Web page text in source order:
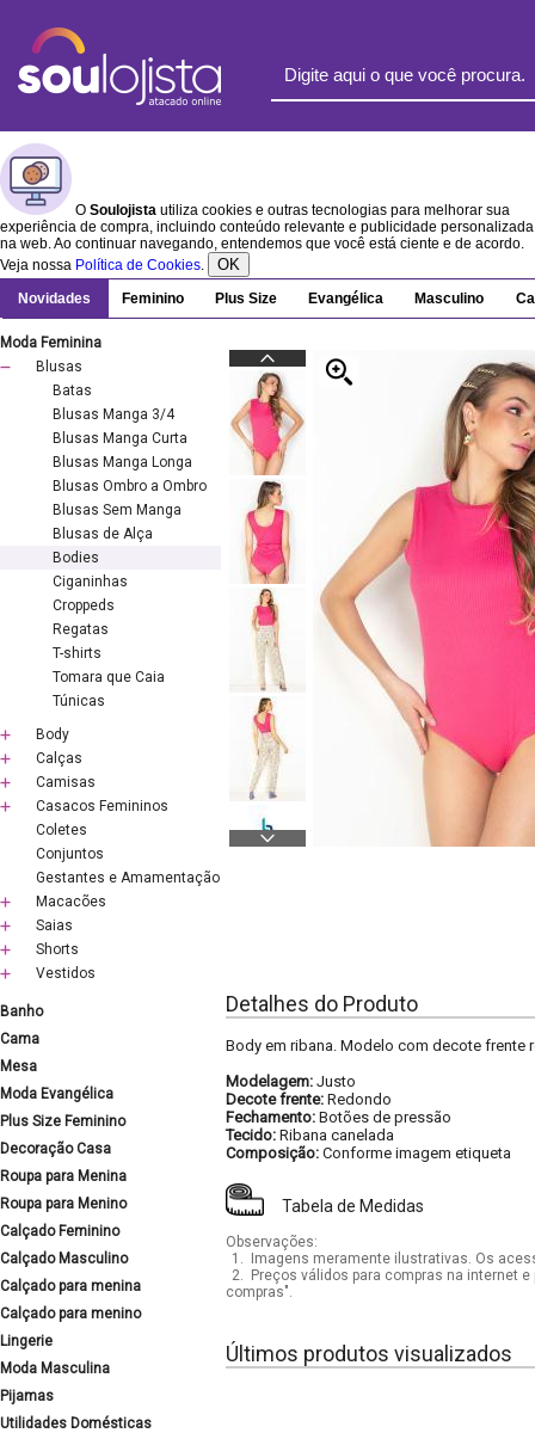
O Soulojista utiliza cookies e outras tecnologias para melhorar sua
experiência de compra, incluindo conteúdo relevante e publicidade personalizada
na web. Ao continuar navegando, entendemos que você está ciente e de acordo.
Veja nossa Política de Cookies. OK
Novidades Feminino Plus Size Evangélica Masculino
Moda Feminina
Blusas
Batas
Blusas Manga 3/4
Blusas Manga Curta
Blusas Manga Longa
Blusas Ombro a Ombro
Blusas Sem Manga
Blusas de Alça
Bodies
Ciganinhas
Croppeds
Regatas
T-shirts
Tomara que Caia
Túnicas
Body
Calças
Camisas
Casacos Femininos
Coletes
Conjuntos
Gestantes e Amamentação
Macacões
Saias
Shorts
Vestidos
Banho
Cama
Mesa
Moda Evangélica
Plus Size Feminino
Decoração Casa
Roupa para Menina
Roupa para Menino
Calçado Feminino
Calçado Masculino
Calçado para menina
Calçado para menino
Lingerie
Moda Masculina
Pijamas
Utilidades Domésticas
Detalhes do Produto
Body em ribana. Modelo com decote
Modelagem: Justo
Decote frente: Redondo
Fechamento: Botões de pressão
Tecido: Ribana canelada
Composição: Conforme imagem etiqueta
Tabela de Medidas
Observações:
1.
Imagens meramente ilustrativas. Os
2.
Preços válidos para compras na internet
compras".
Últimos produtos visualizados